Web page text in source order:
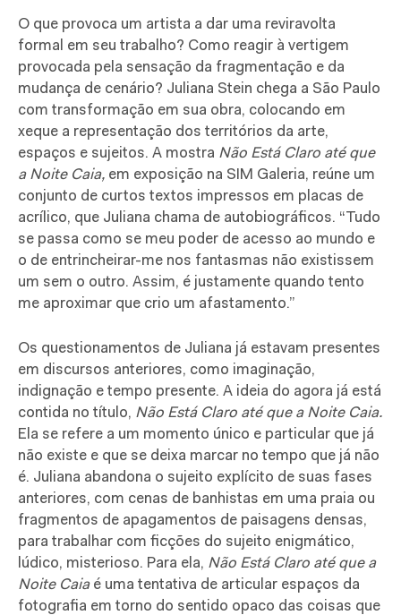
O que provoca um artista a dar uma reviravolta
formal em seu trabalho? Como reagir à vertigem
provocada pela sensação da fragmentação e da
mudança de cenário? Juliana Stein chega a São Paulo
com transformação em sua obra, colocando em
xeque a representação dos territórios da arte,
espaços e sujeitos. A mostra Não Está Claro até que
a Noite Caia, em exposição na SIM Galeria, reúne um
conjunto de curtos textos impressos em placas de
acrílico, que Juliana chama de autobiográficos. “Tudo
se passa como se meu poder de acesso ao mundo e
o de entrincheirar-me nos fantasmas não existissem
um sem o outro. Assim, é justamente quando tento
me aproximar que crio um afastamento.”
Os questionamentos de Juliana já estavam presentes
em discursos anteriores, como imaginação,
indignação e tempo presente. A ideia do agora já está
contida no título, Não Está Claro até que a Noite Caia.
Ela se refere a um momento único e particular que já
não existe e que se deixa marcar no tempo que já não
é. Juliana abandona o sujeito explícito de suas fases
anteriores, com cenas de banhistas em uma praia ou
fragmentos de apagamentos de paisagens densas,
para trabalhar com ficções do sujeito enigmático,
lúdico, misterioso. Para ela, Não Está Claro até que a
Noite Caiaé uma tentativa de articular espaços da
fotografia em torno do sentido opaco das coisas que